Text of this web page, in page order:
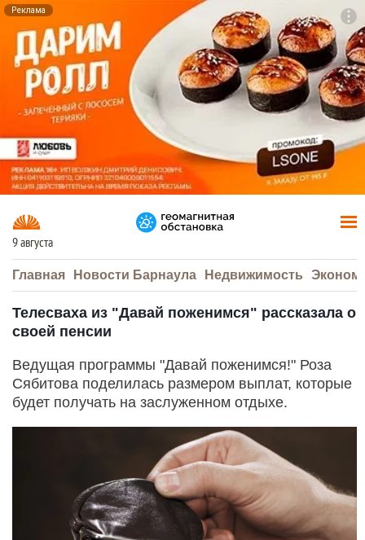
Реклама
9 августа
Главная Новости Барнаула Недвижимость
Телесваха из "Давай поженимся" рассказала о
своей пенсии
Ведущая программы "Давай поженимся!" Роза
Сябитова поделилась размером выплат, которые
будет получать на заслуженном отдыхе.